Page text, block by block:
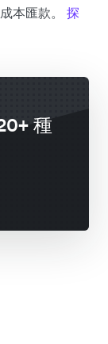
本匯款。
探
種